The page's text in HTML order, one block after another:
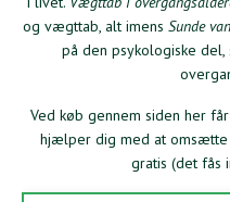
og vægttab, alt imens Sunde
på den psykologiske
Ved køb gennem siden her
hjælper dig med at omsætte
gratis (det fås